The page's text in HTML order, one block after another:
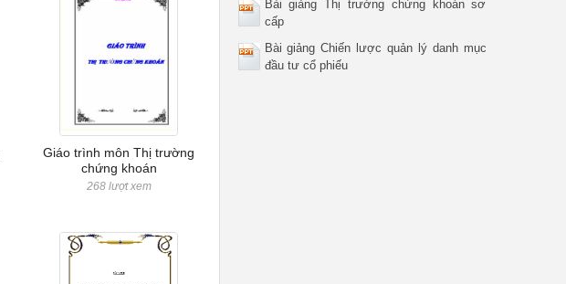
Giáo trình môn Thị trường
chứng khoán
268 lượt xem
Bài giảng Thị trường chứng khoán sơ
cấp
Bài giảng Chiến lược quản lý danh mục
đầu tư cổ phiếu